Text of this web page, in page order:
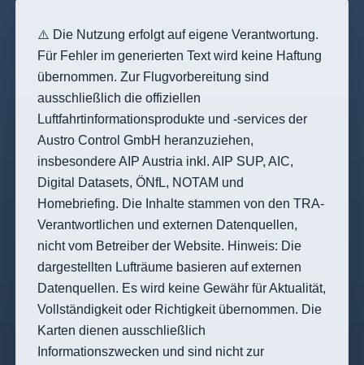
⚠️ Die Nutzung erfolgt auf eigene Verantwortung.
Für Fehler im generierten Text wird keine Haftung
übernommen. Zur Flugvorbereitung sind
ausschließlich die offiziellen
Luftfahrtinformationsprodukte und -services der
Austro Control GmbH heranzuziehen,
insbesondere AIP Austria inkl. AIP SUP, AIC,
Digital Datasets, ÖNfL, NOTAM und
Homebriefing. Die Inhalte stammen von den TRA-
Verantwortlichen und externen Datenquellen,
nicht vom Betreiber der Website. Hinweis: Die
dargestellten Lufträume basieren auf externen
Datenquellen. Es wird keine Gewähr für Aktualität,
Vollständigkeit oder Richtigkeit übernommen. Die
Karten dienen ausschließlich
Informationszwecken und sind nicht zur